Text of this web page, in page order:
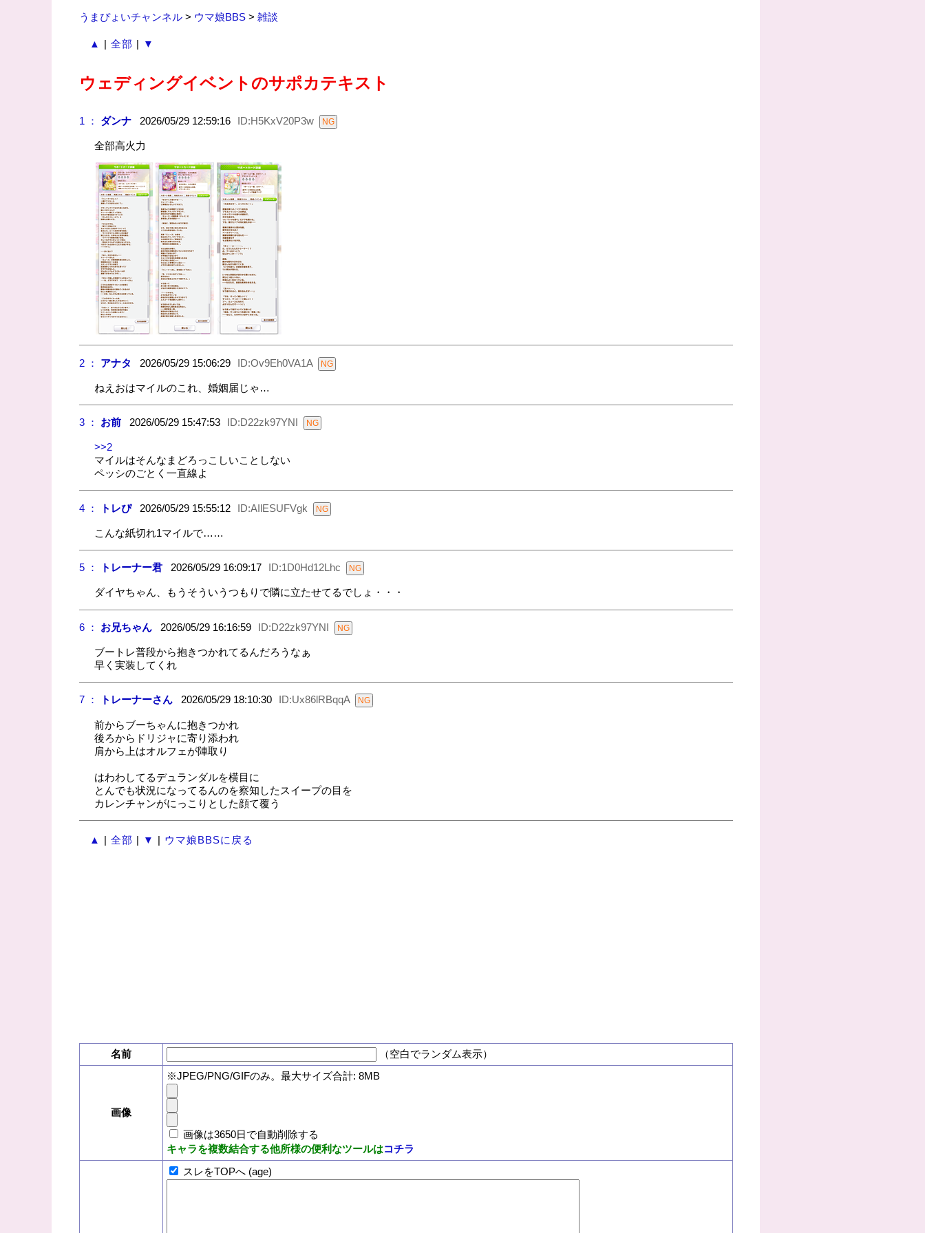
うまぴょいチャンネル> ウマ娘BBS> 雑談
▲ | 全部 | ▼
ウェディングイベントのサポカテキスト
1 ： ダンナ2026/05/29 12:59:16 ID:H5KxV20P3w
全部高火力
2 ： アナタ 2026/05/29 15:06:29 ID:Ov9Eh0VA1A
ねえおはマイルのこれ、婚姻届じゃ…
3 ： お前2026/05/29 15:47:53 ID:D22zk97YNI
>>2
マイルはそんなまどろっこしいことしない
ペッシのごとく一直線よ
4 ： トレぴ2026/05/29 15:55:12 ID:AIlESUFVgk
こんな紙切れ1マイルで……
5 ： トレーナー君2026/05/29 16:09:17 ID:1D0Hd12Lhc
ダイヤちゃん、もうそういうつもりで隣に立たせてるでしょ・・・
6 ： お兄ちゃん2026/05/29 16:16:59 ID:D22zk97YNI
ブートレ普段から抱きつかれてるんだろうなぁ
早く実装してくれ
7 ： トレーナーさん2026/05/29 18:10:30 ID:Ux86lRBqqA
前からブーちゃんに抱きつかれ
後ろからドリジャに寄り添われ
肩から上はオルフェが陣取り
はわわしてるデュランダルを横目に
とんでも状況になってるんのを察知したスイープの目を
カレンチャンがにっこりとした顔て覆う
▲ | 全部 | ▼ | ウマ娘BBSに戻る
名前 （空白でランダム表示）
画像
※JPEG/PNG/GIFのみ。最大サイズ合計: 8MB
画像は3650日で自動削除する
キャラを複数結合する他所様の便利なツールはコチラ
スレをTOPへ (age)